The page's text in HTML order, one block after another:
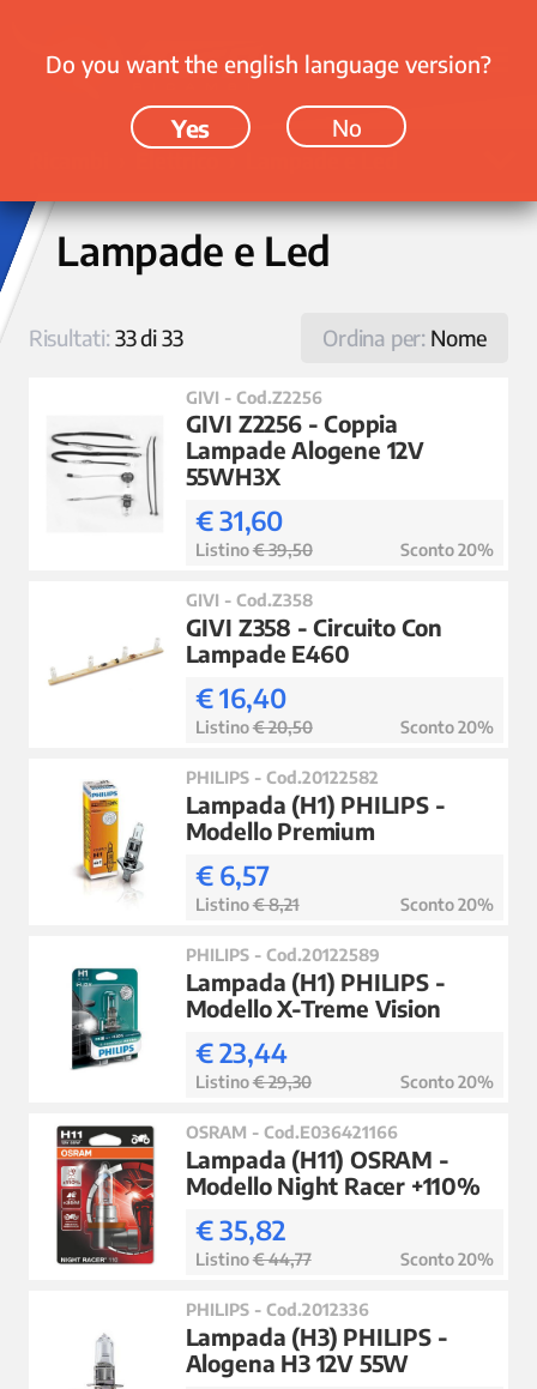
Lampade e Led
Ordina per: Nome
Risultati:33 di 33
GIVI - Cod.Z2256
GIVI Z2256 - Coppia
Lampade Alogene 12V
55WH3X
€ 31,60
Listino€ 39,50 Sconto 20%
GIVI - Cod.Z358
GIVI Z358 - Circuito Con
Lampade E460
€ 16,40
Listino€ 20,50 Sconto 20%
PHILIPS - Cod.20122582
Lampada (H1) PHILIPS -
Modello Premium
€ 6,57
Listino€ 8,21 Sconto 20%
PHILIPS - Cod.20122589
Lampada (H1) PHILIPS -
Modello X-Treme Vision
€ 23,44
Listino€ 29,30 Sconto 20%
OSRAM - Cod.E036421166
Lampada (H11) OSRAM -
Modello Night Racer +110%
€ 35,82
Listino€ 44,77 Sconto 20%
PHILIPS - Cod.2012336
Lampada (H3) PHILIPS -
Alogena H3 12V 55W
Do you want the english language version?
Yes No